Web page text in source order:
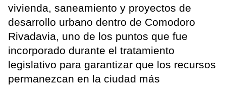
vivienda, saneamiento y proyectos de
desarrollo urbano dentro de Comodoro
Rivadavia, uno de los puntos que fue
incorporado durante el tratamiento
legislativo para garantizar que los recursos
permanezcan en la ciudad más